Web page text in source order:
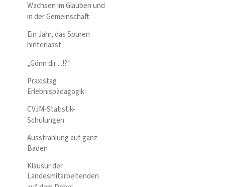
Wachsen im Glauben und
in der Gemeinschaft
Ein Jahr, das Spuren
hinterlässt
„Gönn dir ...!?“
Praxistag
Erlebnispädagogik
CVJM-Statistik-
Schulungen
Ausstrahlung auf ganz
Baden
Klausur der
Landesmitarbeitenden